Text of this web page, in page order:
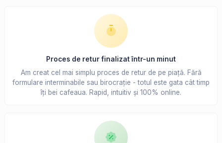
Proces de retur finalizat într-un minut
Am creat cel mai simplu proces de retur de pe piață. Fără
formulare interminabile sau birocrație - totul este gata cât timp
îți bei cafeaua. Rapid, intuitiv și 100% online.